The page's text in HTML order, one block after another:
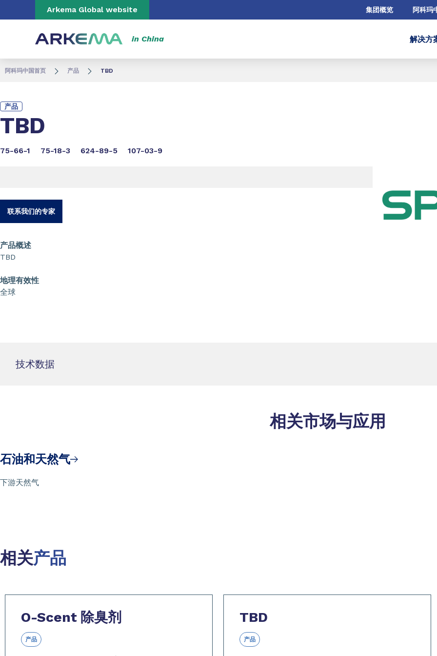
Go to content Go to navigation
Arkema Global website 集团概览 阿科玛
in China 解决方
阿科玛中国首页 产品 TBD
产品
TBD
75-66-1 75-18-3 624-89-5 107-03-9
联系我们的专家
产品概述
TBD
地理有效性
全球
技术数据
相关市场与应用
石油和天然气
下游天然气
相关产品
O-Scent 除臭剂
产品
TBD
产品